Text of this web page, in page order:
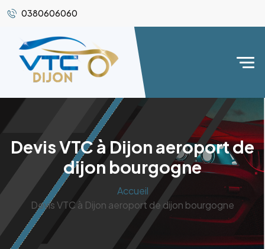
0380606060
Devis VTC à Dijon aeroport de
dijon bourgogne
Accueil
Devis VTC à Dijon aeroport de dijon bourgogne